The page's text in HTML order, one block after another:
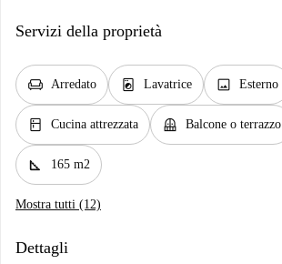
Servizi della proprietà
chair Arredato local_laundry_service Lavatrice image Esterno
kitchen Cucina attrezzata balcony Balcone o terrazzo
square_foot 165 m2
Mostra tutti (12)
Dettagli